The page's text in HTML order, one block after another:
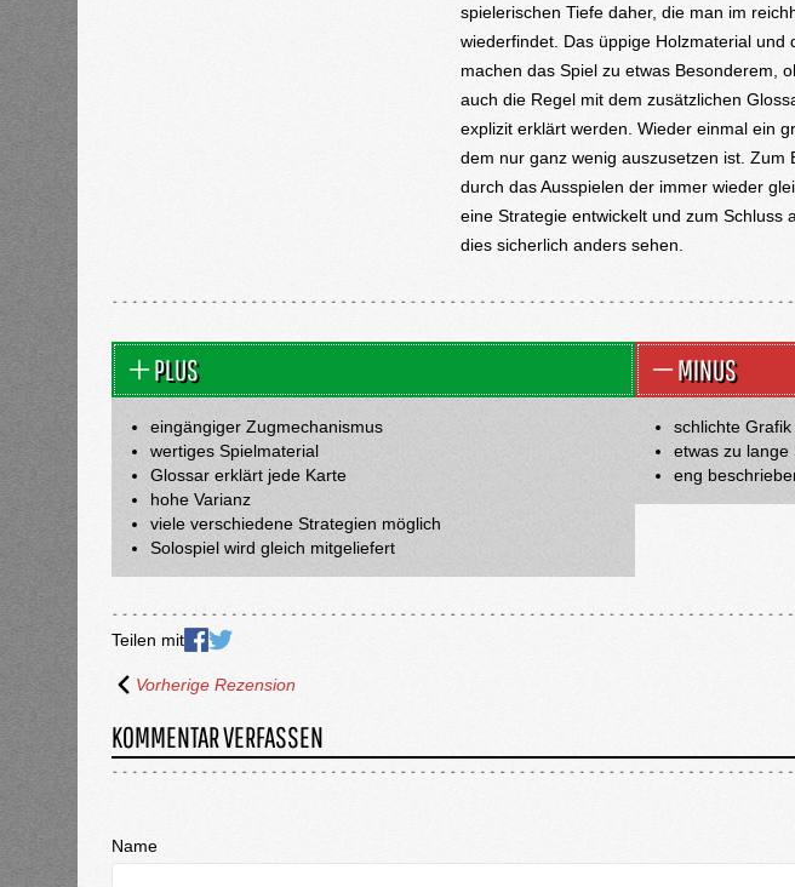
spielerischen Tiefe daher, die man im
wiederfindet. Das üppige Holzmaterial
machen das Spiel zu etwas Besonderem,
auch die Regel mit dem zusätzlichen
explizit erklärt werden. Wieder einmal ein
dem nur ganz wenig auszusetzen ist. Zum
durch das Ausspielen der immer wieder
eine Strategie entwickelt und zum Schluss
dies sicherlich anders sehen.
PLUS
eingängiger Zugmechanismus
wertiges Spielmaterial
Glossar erklärt jede Karte
hohe Varianz
viele verschiedene Strategien möglich
Solospiel wird gleich mitgeliefert
MINUS
schlichte Grafik
etwas zu lange
eng
Teilen mit
Vorherige Rezension
KOMMENTAR VERFASSEN
Name